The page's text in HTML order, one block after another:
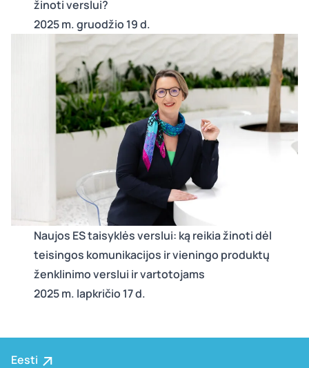
žinoti verslui?
2025 m. gruodžio 19 d.
Naujos ES taisyklės verslui: ką reikia žinoti dėl
teisingos komunikacijos ir vieningo produktų
ženklinimo verslui ir vartotojams
2025 m. lapkričio 17 d.
Eesti